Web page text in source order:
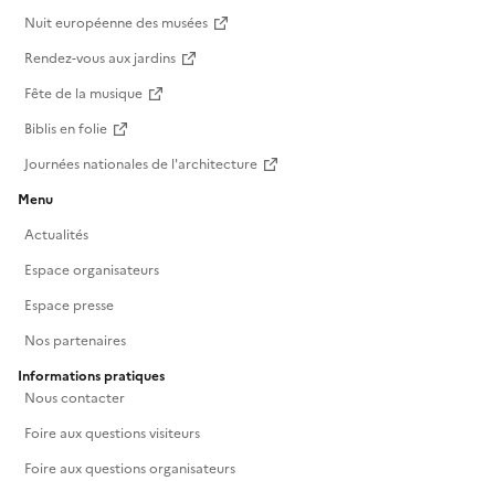
Nuit européenne des musées
Rendez-vous aux jardins
Fête de la musique
Biblis en folie
Journées nationales de l'architecture
Menu
Actualités
Espace organisateurs
Espace presse
Nos partenaires
Informations pratiques
Nous contacter
Foire aux questions visiteurs
Foire aux questions organisateurs